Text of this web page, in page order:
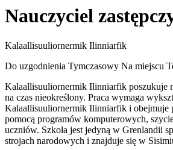
Nauczyciel
Kalaallisuuliornermik Ilinniarfik
Do uzgodnienia Tymczasowy Na miejscu
Kalaallisuuliornermik Ilinniarfik poszukuje
na czas nieokreślony. Praca wymaga
Kalaallisuuliornermik Ilinniarfik i obejmuje
pomocą programów komputerowych,
uczniów. Szkoła jest jedyną w Grenlandii
strojach narodowych i znajduje się w